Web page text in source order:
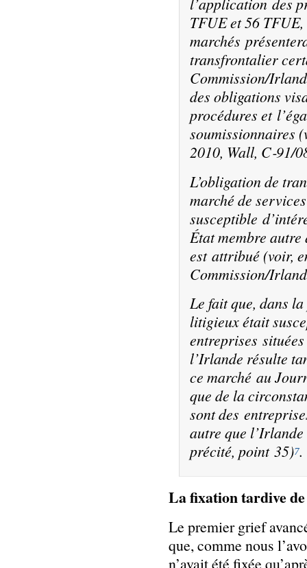
l’application des
TFUE et 56 TFUE,
marchés
transfrontalier
Commission/
des obligations
procédures et
soumissionnaires
2010, Wall, C‑91/
L’obligation de
marché de
susceptible
État membre
est attribué (voir,
Commission/
Le fait que, dans
litigieux était
entreprises
l’Irlande résulte
ce marché au
que de la
sont des
autre que
précité, point 35)7.
La fixation tardive
Le premier grief
que, comme nous
n’avait été fixée